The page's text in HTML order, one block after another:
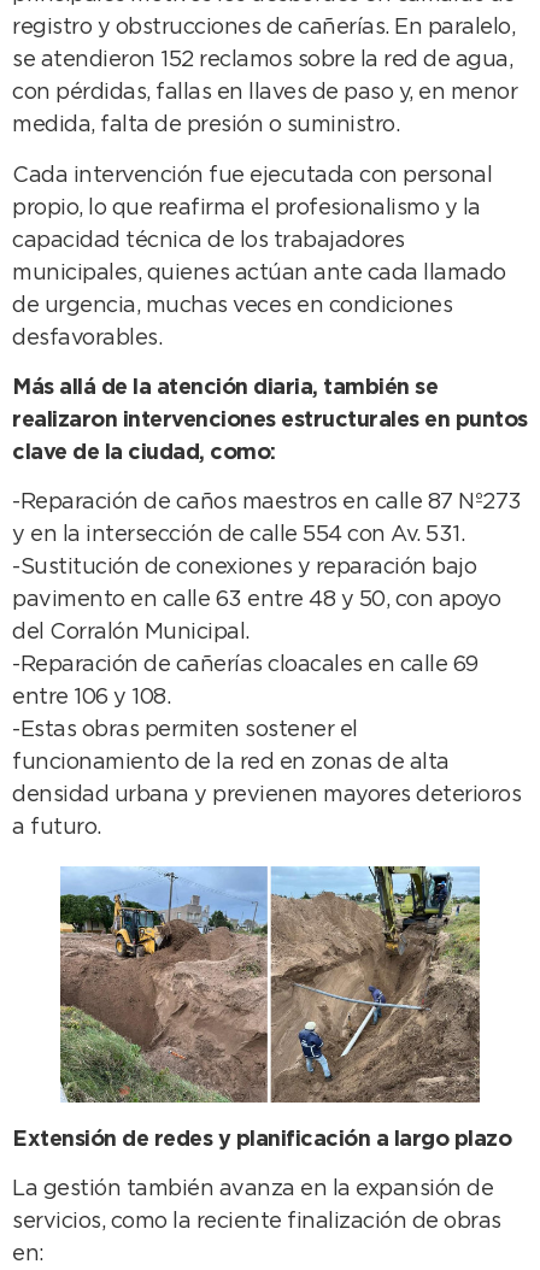
registro y obstrucciones de cañerías. En paralelo,
se atendieron 152 reclamos sobre la red de agua,
con pérdidas, fallas en llaves de paso y, en menor
medida, falta de presión o suministro.
Cada intervención fue ejecutada con personal
propio, lo que reafirma el profesionalismo y la
capacidad técnica de los trabajadores
municipales, quienes actúan ante cada llamado
de urgencia, muchas veces en condiciones
desfavorables.
Más allá de la atención diaria, también se
realizaron intervenciones estructurales en puntos
clave de la ciudad, como:
-Reparación de caños maestros en calle 87 Nº273
y en la intersección de calle 554 con Av. 531.
-Sustitución de conexiones y reparación bajo
pavimento en calle 63 entre 48 y 50, con apoyo
del Corralón Municipal.
-Reparación de cañerías cloacales en calle 69
entre 106 y 108.
-Estas obras permiten sostener el
funcionamiento de la red en zonas de alta
densidad urbana y previenen mayores deterioros
a futuro.
Extensión de redes y planificación a largo plazo
La gestión también avanza en la expansión de
servicios, como la reciente finalización de obras
en: